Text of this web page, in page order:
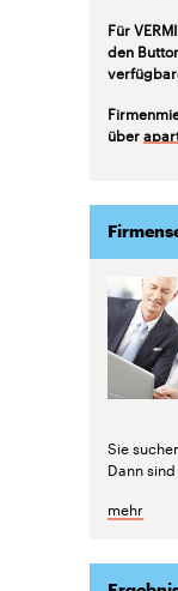
Für
den
über
Sie
Dann
mehr